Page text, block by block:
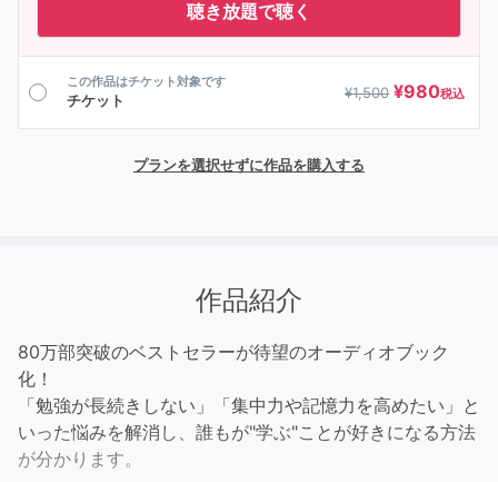
聴き放題で聴く
この作品はチケット対象です
チケット ¥1,500 ¥980税込
プランを選択せずに作品を購入する
作品紹介
80万部突破のベストセラーが待望のオーディオブック
化！
「勉強が長続きしない」「集中力や記憶力を高めたい」と
いった悩みを解消し、誰もが"学ぶ"ことが好きになる方法
が分かります。